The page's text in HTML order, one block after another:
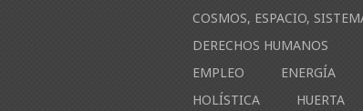
COSMOS, ESPACIO,
DERECHOS HUMANOS
EMPLEO
ENERGÍA
HOLÍSTICA
HUERTA